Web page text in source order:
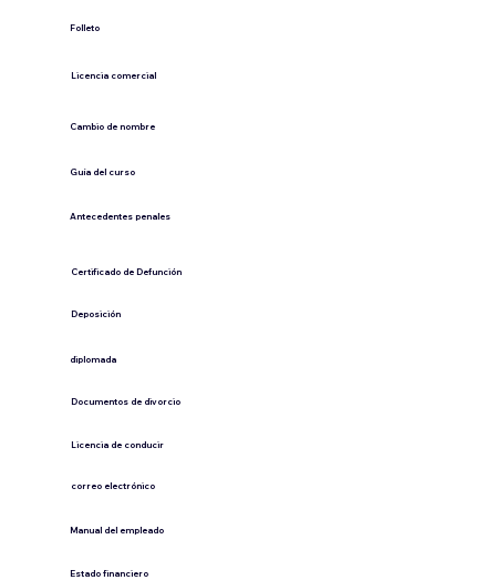
Folleto
​Licencia comercial
Cambio de nombre
Guía del curso
Antecedentes penales
​Certificado de Defunción
​Deposición
diplomada
Documentos de divorcio
Licencia de conducir
​correo electrónico
Manual del empleado
Estado financiero